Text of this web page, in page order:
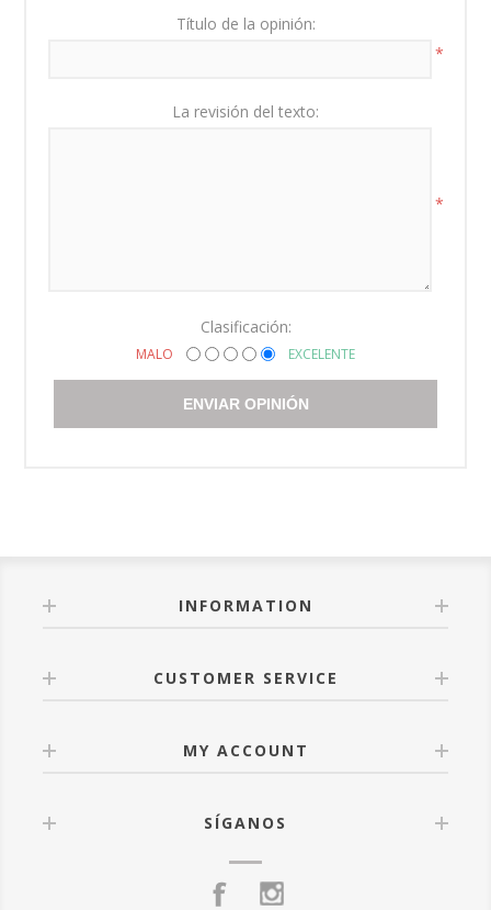
Título de la opinión:
*
La revisión del texto:
*
Clasificación:
MALO EXCELENTE
ENVIAR OPINIÓN
INFORMATION
CUSTOMER SERVICE
MY ACCOUNT
SÍGANOS